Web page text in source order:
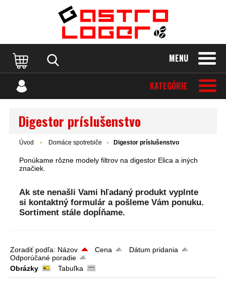
MENU
KATEGÓRIE
Digestor príslušenstvo
Úvod Domáce spotrebiče Digestor príslušenstvo
Ponúkame rôzne modely filtrov na digestor Elica a iných
značiek.
Ak ste nenašli Vami hľadaný produkt vyplnte
si kontaktný formulár a pošleme Vám ponuku.
Sortiment stále dopĺňame.
Zoradiť podľa: Názov Cena
Dátum pridania
Odporúčané poradie
Obrázky
Tabuľka